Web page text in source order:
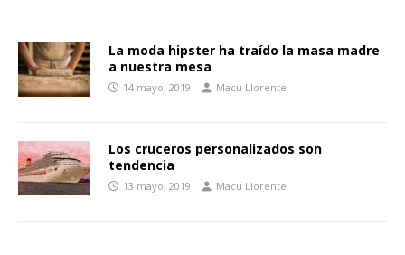
La moda hipster ha traído la masa madre
a nuestra mesa
14 mayo, 2019 Macu Llorente
Los cruceros personalizados son
tendencia
13 mayo, 2019 Macu Llorente